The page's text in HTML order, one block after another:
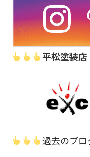
平松塗装
過去のブロ